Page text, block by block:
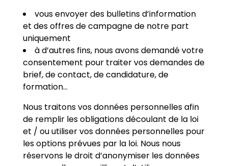
vous envoyer des bulletins d’information
et des offres de campagne de notre part
uniquement
à d’autres fins, nous avons demandé votre
consentement pour traiter vos demandes de
brief, de contact, de candidature, de
formation…
Nous traitons vos données personnelles afin
de remplir les obligations découlant de la loi
et / ou utiliser vos données personnelles pour
les options prévues par la loi. Nous nous
réservons le droit d’anonymiser les données